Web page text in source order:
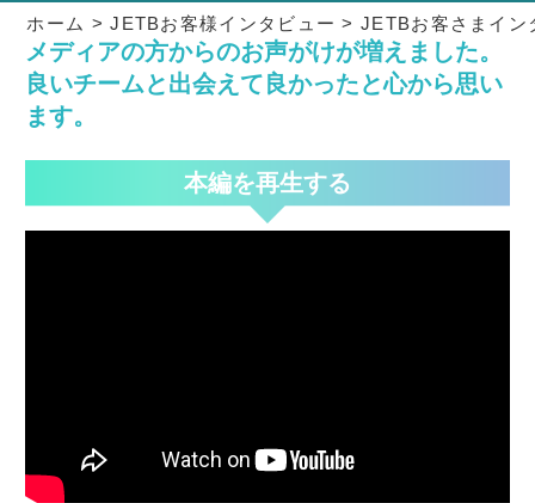
ホーム >JETBお客様インタビュー >JETBお客さまイ
メディアの方からのお声がけが増えました。
良いチームと出会えて良かったと心から思い
ます。
本編を再生する